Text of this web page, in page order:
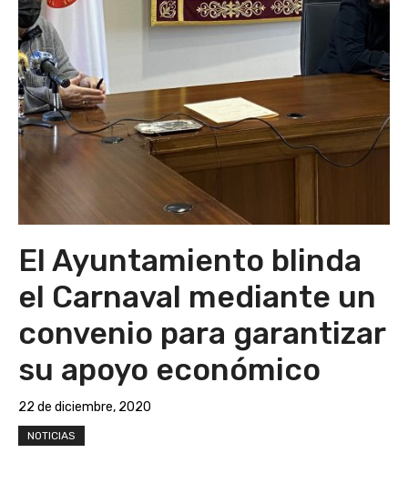
El Ayuntamiento blinda
el Carnaval mediante un
convenio para garantizar
su apoyo económico
22 de diciembre, 2020
NOTICIAS